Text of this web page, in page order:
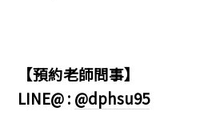
【預約老師問事】
LINE@ : @dphsu95